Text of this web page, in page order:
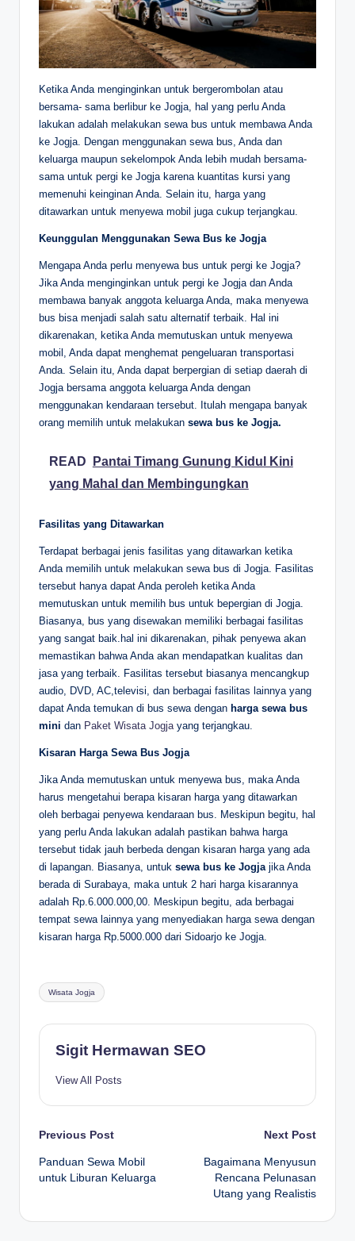
Ketika Anda menginginkan untuk bergerombolan atau
bersama- sama berlibur ke Jogja, hal yang perlu Anda
lakukan adalah melakukan sewa bus untuk membawa Anda
ke Jogja. Dengan menggunakan sewa bus, Anda dan
keluarga maupun sekelompok Anda lebih mudah bersama-
sama untuk pergi ke Jogja karena kuantitas kursi yang
memenuhi keinginan Anda. Selain itu, harga yang
ditawarkan untuk menyewa mobil juga cukup terjangkau.
Keunggulan Menggunakan Sewa Bus ke Jogja
Mengapa Anda perlu menyewa bus untuk pergi ke Jogja?
Jika Anda menginginkan untuk pergi ke Jogja dan Anda
membawa banyak anggota keluarga Anda, maka menyewa
bus bisa menjadi salah satu alternatif terbaik. Hal ini
dikarenakan, ketika Anda memutuskan untuk menyewa
mobil, Anda dapat menghemat pengeluaran transportasi
Anda. Selain itu, Anda dapat berpergian di setiap daerah di
Jogja bersama anggota keluarga Anda dengan
menggunakan kendaraan tersebut. Itulah mengapa banyak
orang memilih untuk melakukan sewa bus ke Jogja.
READ
Pantai Timang Gunung Kidul Kini
yang Mahal dan Membingungkan
Fasilitas yang Ditawarkan
Terdapat berbagai jenis fasilitas yang ditawarkan ketika
Anda memilih untuk melakukan sewa bus di Jogja. Fasilitas
tersebut hanya dapat Anda peroleh ketika Anda
memutuskan untuk memilih bus untuk bepergian di Jogja.
Biasanya, bus yang disewakan memiliki berbagai fasilitas
yang sangat baik.hal ini dikarenakan, pihak penyewa akan
memastikan bahwa Anda akan mendapatkan kualitas dan
jasa yang terbaik. Fasilitas tersebut biasanya mencangkup
audio, DVD, AC,televisi, dan berbagai fasilitas lainnya yang
dapat Anda temukan di bus sewa dengan harga sewa bus
mini dan Paket Wisata Jogjayang terjangkau.
Kisaran Harga Sewa Bus Jogja
Jika Anda memutuskan untuk menyewa bus, maka Anda
harus mengetahui berapa kisaran harga yang ditawarkan
oleh berbagai penyewa kendaraan bus. Meskipun begitu, hal
yang perlu Anda lakukan adalah pastikan bahwa harga
tersebut tidak jauh berbeda dengan kisaran harga yang ada
di lapangan. Biasanya, untuk sewa bus ke Jogjajika Anda
berada di Surabaya, maka untuk 2 hari harga kisarannya
adalah Rp.6.000.000,00. Meskipun begitu, ada berbagai
tempat sewa lainnya yang menyediakan harga sewa dengan
kisaran harga Rp.5000.000 dari Sidoarjo ke Jogja.
Tags:
Wisata Jogja
Sigit Hermawan SEO
View All Posts
Post
navigation
Previous Post
Panduan Sewa Mobil
untuk Liburan Keluarga
Next Post
Bagaimana Menyusun
Rencana Pelunasan
Utang yang Realistis